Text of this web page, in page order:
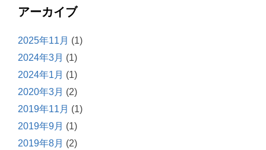
アーカイブ
2025年11月 (1)
2024年3月 (1)
2024年1月 (1)
2020年3月 (2)
2019年11月 (1)
2019年9月 (1)
2019年8月 (2)